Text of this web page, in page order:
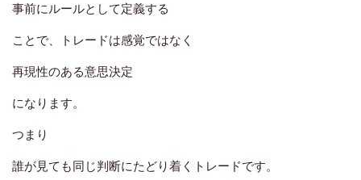
事前にルールとして定義する
ことで、トレードは感覚ではなく
再現性のある意思決定
になります。
つまり
誰が見ても同じ判断にたどり着くトレードです。